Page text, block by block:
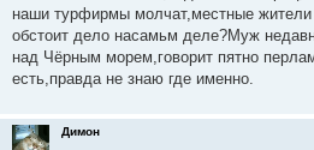
е
и
е
наши турфирмы молчат,местные жители
обстоит дело насамьм деле?Муж
над Чёрным морем,говорит пятно
есть,правда не знаю где именно.
Димон